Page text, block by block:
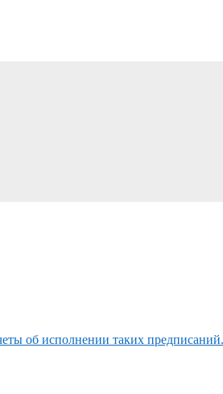
об исполнении таких